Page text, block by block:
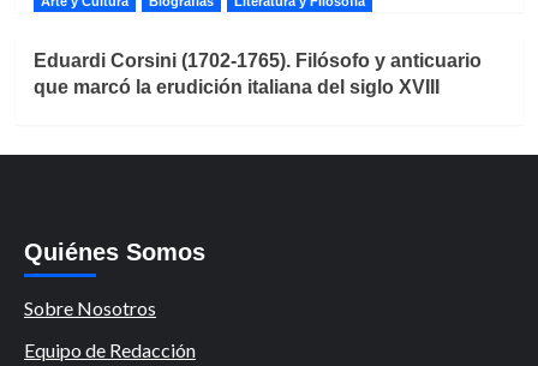
Eduardi Corsini (1702-1765). Filósofo y anticuario
que marcó la erudición italiana del siglo XVIII
Quiénes Somos
Sobre Nosotros
Equipo de Redacción